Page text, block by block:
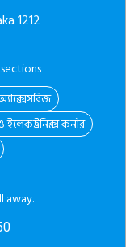
1212
কর্নার
away.